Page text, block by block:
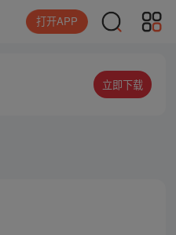
打开APP
立即下载